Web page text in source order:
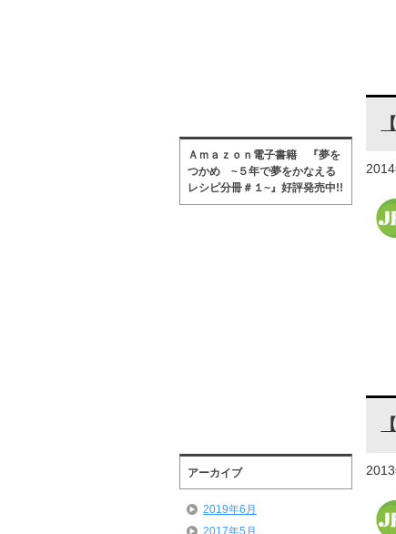
Ａｍａｚｏｎ電子書籍 『夢を
つかめ ~５年で夢をかなえる
レシピ分冊＃１~』好評発売中!!
アーカイブ
2019年6月
2017年5月